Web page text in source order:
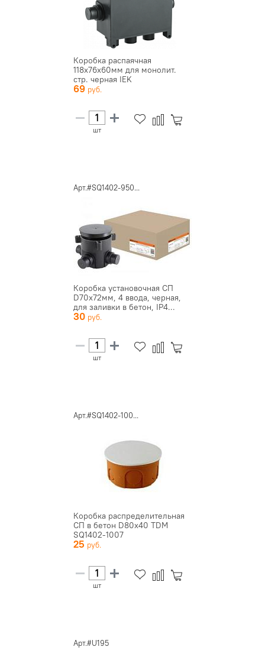
Коробка распаячная
118х76х60мм для монолит.
стр. черная IEK
69
шт
Арт.#SQ1402-950...
Коробка установочная СП
D70х72мм, 4 ввода, черная,
для заливки в бетон, IP4...
30
шт
Арт.#SQ1402-100...
Коробка распределительная
СП в бетон D80х40 TDM
SQ1402-1007
25
шт
Арт.#U195